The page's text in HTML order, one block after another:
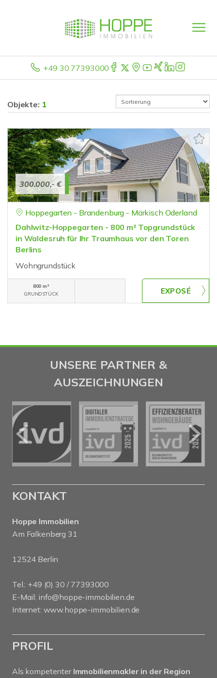
+49 30 77393000
Objekte: 1
300.000,- €
Hoppegarten - Brandenburg - Märkisch Oderland
Dahlwitz-Hoppegarten - 800 m² Topgrundstück
in Waldesruh für Ihr Traumhaus vor den Toren
Berlins
Wohngrundstück
800 m²
GRUNDSTÜCK
UNSERE PARTNER &
AUSZEICHNUNGEN
KONTAKT
Hoppe Immobilien
Am Falkenberg 31
12524 Berlin
Tel.: +49 (0) 30 / 77393000
E-Mail: info@hoppe-immobilien.de
Internet: www.hoppe-immobilien.de
PROFIL
Als kompetenter Immobilienmakler in der Region